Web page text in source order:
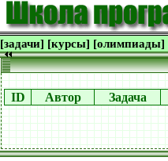
[задачи] [курсы] [олимпиады]
ID Автор Задача